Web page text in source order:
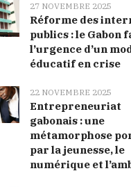
27 NOVEMBRE 2025
Réforme des
publics : le Gabon
l’urgence d’un
éducatif en crise
22 NOVEMBRE 2025
Entrepreneuriat
gabonais : une
métamorphose
par la jeunesse, le
numérique et